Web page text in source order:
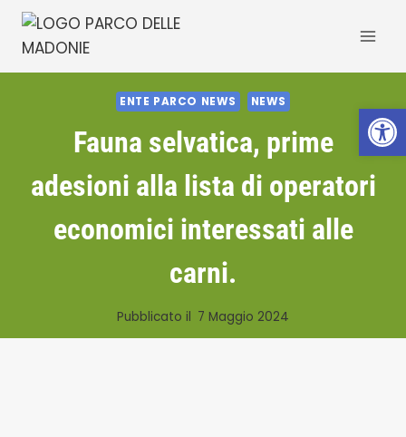
Apri
Salta
contenuto
ENTE PARCO NEWS NEWS
Fauna selvatica, prime
adesioni alla lista di operatori
economici interessati alle
carni.
Pubblicato il 7 Maggio 2024